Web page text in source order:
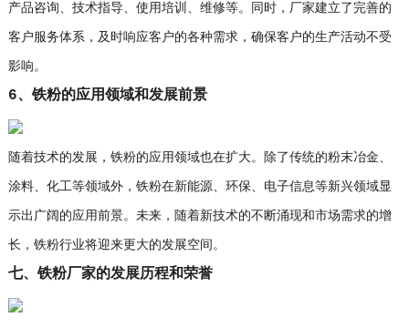
产品咨询、技术指导、使用培训、维修等。同时，厂家建立了完善的
客户服务体系，及时响应客户的各种需求，确保客户的生产活动不受
影响。
6、铁粉的应用领域和发展前景
随着技术的发展，铁粉的应用领域也在扩大。除了传统的粉末冶金、
涂料、化工等领域外，铁粉在新能源、环保、电子信息等新兴领域显
示出广阔的应用前景。未来，随着新技术的不断涌现和市场需求的增
长，铁粉行业将迎来更大的发展空间。
七、铁粉厂家的发展历程和荣誉